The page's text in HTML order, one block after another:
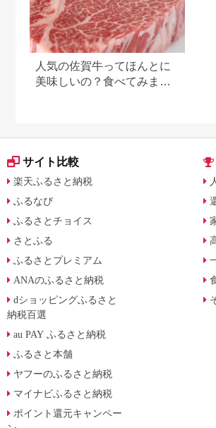
人気の佐賀牛ってほんとに
美味しいの？食べてみまし
サイト比較
楽天ふるさと納税
ふるなび
ふるさとチョイス
さとふる
ふるさとプレミアム
ANAのふるさと納税
dショッピングふるさと
納税百選
au PAY ふるさと納税
ふるさと本舗
ヤフーのふるさと納税
マイナビふるさと納税
ポイント還元キャンペー